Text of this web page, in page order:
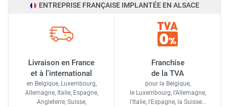
ENTREPRISE FRANÇAISE IMPLANTÉE EN ALSACE
Livraison en France
et à l'international
en Belgique, Luxembourg,
Allemagne, Italie, Espagne,
Angleterre, Suisse,
Franchise
de la TVA
pour la Belgique,
le Luxembourg, l'Allemagne,
l'Italie, l'Espagne, la Suisse…